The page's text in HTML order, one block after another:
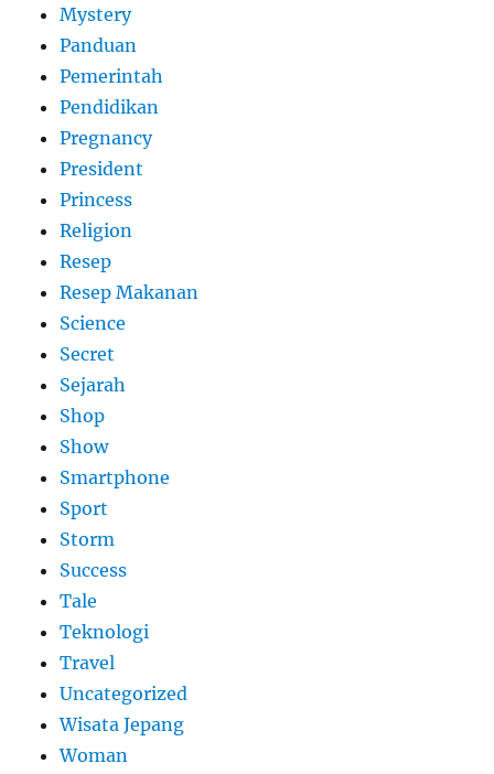
Mystery
Panduan
Pemerintah
Pendidikan
Pregnancy
President
Princess
Religion
Resep
Resep Makanan
Science
Secret
Sejarah
Shop
Show
Smartphone
Sport
Storm
Success
Tale
Teknologi
Travel
Uncategorized
Wisata Jepang
Woman